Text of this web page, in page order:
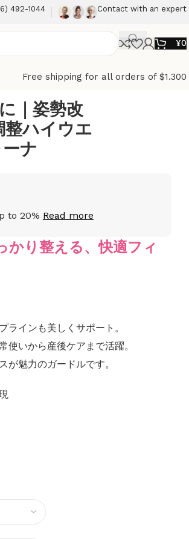
492-1044 Contact with an expert
¥0
Free shipping for all orders of $1.300
｜姿勢改
整ハイウエ
ナ
to 20% Read more
かり整える、快適フィ
ラインも美しくサポート。
使いから産後ケアまで活躍。
が魅力のガードルです。